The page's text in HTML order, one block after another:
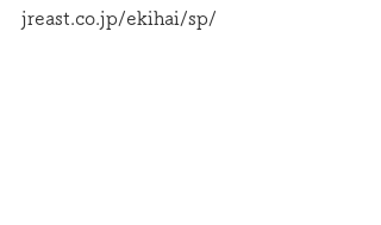
jreast.co.jp/ekihai/sp/